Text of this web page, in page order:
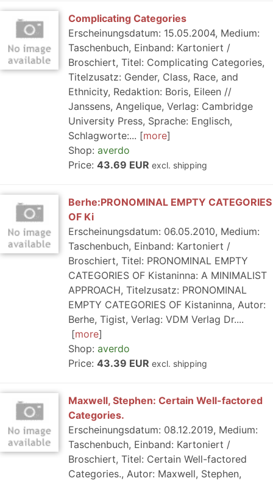
Complicating Categories
Erscheinungsdatum: 15.05.2004, Medium:
Taschenbuch, Einband: Kartoniert /
Broschiert, Titel: Complicating Categories,
Titelzusatz: Gender, Class, Race, and
Ethnicity, Redaktion: Boris, Eileen //
Janssens, Angelique, Verlag: Cambridge
University Press, Sprache: Englisch,
Schlagworte:...
more
Shop: averdo
Price: 43.69 EUR excl. shipping
Berhe:PRONOMINAL EMPTY CATEGORIES
OF Ki
Erscheinungsdatum: 06.05.2010, Medium:
Taschenbuch, Einband: Kartoniert /
Broschiert, Titel: PRONOMINAL EMPTY
CATEGORIES OF Kistaninna: A MINIMALIST
APPROACH, Titelzusatz: PRONOMINAL
EMPTY CATEGORIES OF Kistaninna, Autor:
Berhe, Tigist, Verlag: VDM Verlag Dr....
more
Shop: averdo
Price: 43.39 EUR excl. shipping
Maxwell, Stephen: Certain Well-factored
Categories.
Erscheinungsdatum: 08.12.2019, Medium:
Taschenbuch, Einband: Kartoniert /
Broschiert, Titel: Certain Well-factored
Categories., Autor: Maxwell, Stephen,